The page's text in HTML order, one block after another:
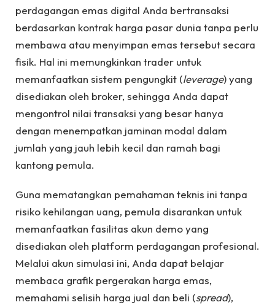
perdagangan emas digital Anda bertransaksi
berdasarkan kontrak harga pasar dunia tanpa perlu
membawa atau menyimpan emas tersebut secara
fisik. Hal ini memungkinkan trader untuk
memanfaatkan sistem pengungkit (leverage) yang
disediakan oleh broker, sehingga Anda dapat
mengontrol nilai transaksi yang besar hanya
dengan menempatkan jaminan modal dalam
jumlah yang jauh lebih kecil dan ramah bagi
kantong pemula.
Guna mematangkan pemahaman teknis ini tanpa
risiko kehilangan uang, pemula disarankan untuk
memanfaatkan fasilitas akun demo yang
disediakan oleh platform perdagangan profesional.
Melalui akun simulasi ini, Anda dapat belajar
membaca grafik pergerakan harga emas,
memahami selisih harga jual dan beli (spread),